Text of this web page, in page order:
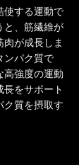
使する運動で
と、筋繊維が
が成長しま
ンパク質で
高強度の運動
長をサポート
ク質を摂取す